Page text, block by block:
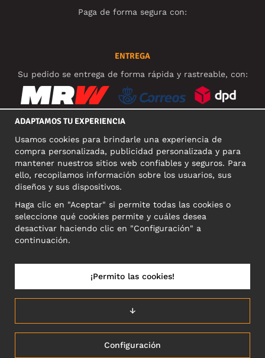
Paga de forma segura con:
ENTREGA
Su pedido se entrega de forma rápida y rastreable, con:
REDES SOCIALES
DIRECCIÓN COMERCIAL
Motley Denim Europe OÜ
Narva mnt 5, EE-10117 Tallinn
Reg: 12356245
ESPAÑA/ESPAÑOL
ADAPTAMOS TU EXPERIENCIA
Usamos cookies para brindarle una experiencia de
compra personalizada, publicidad personalizada y para
mantener nuestros sitios web confiables y seguros. Para
ello, recopilamos información sobre los usuarios, sus
diseños y sus dispositivos.
Haga clic en "Aceptar" si permite todas las cookies o
seleccione qué cookies permite y cuáles desea
desactivar haciendo clic en "Configuración" a
continuación.
Configuración
↓
¡Permito las cookies!